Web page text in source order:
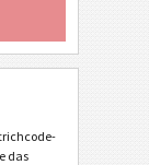
das